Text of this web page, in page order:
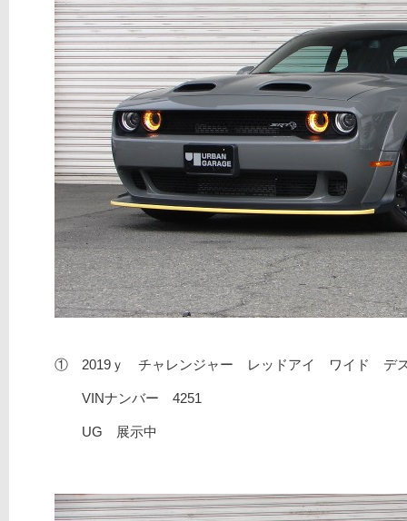
① 2019ｙ チャレンジャー レッドアイ ワイド デス
VINナンバー 4251
UG 展示中